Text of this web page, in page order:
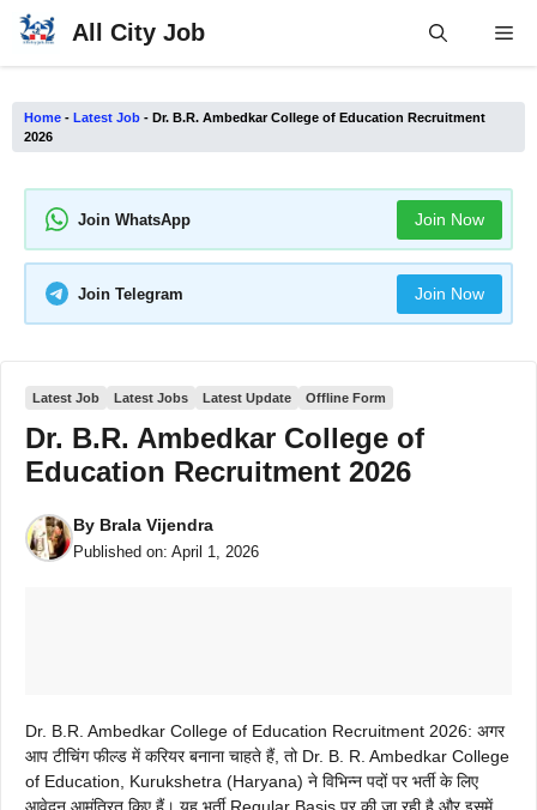
Skip
All City Job
Home - Latest Job - Dr. B.R. Ambedkar College of Education Recruitment
2026
Join WhatsApp Join Now
Join Telegram Join Now
Latest Job Latest Jobs Latest Update Offline Form
Dr. B.R. Ambedkar College of
Education Recruitment 2026
By Brala Vijendra
Published on: April 1, 2026
Dr. B.R. Ambedkar College of Education Recruitment 2026: अगर
आप टीचिंग फील्ड में करियर बनाना चाहते हैं, तो Dr. B. R. Ambedkar College
of Education, Kurukshetra (Haryana) ने विभिन्न पदों पर भर्ती के लिए